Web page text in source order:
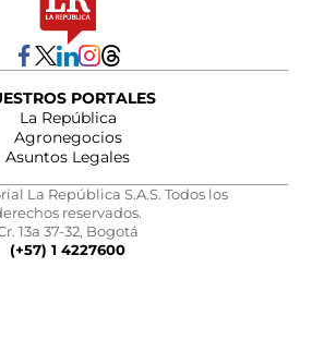
PORTALES
La República
Agronegocios
Asuntos Legales
La República S.A.S. Todos los
reservados.
13a 37-32, Bogotá
(+57) 1 4227600